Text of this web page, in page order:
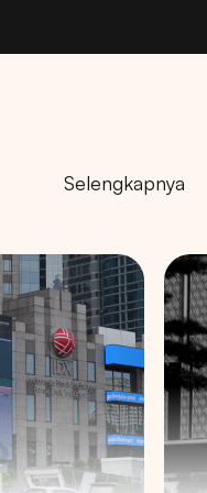
Selengkapnya